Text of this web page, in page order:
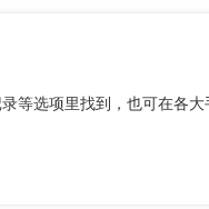
等选项里找到，也可在各大